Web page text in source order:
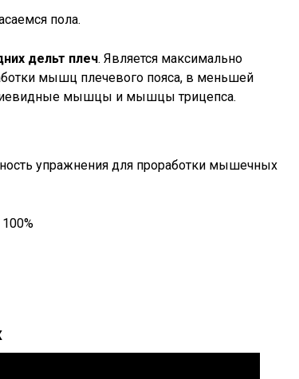
пола.
дельт плеч. Является максимально
мышц плечевого пояса, в меньшей
мышцы и мышцы трицепса.
упражнения для проработки мышечных